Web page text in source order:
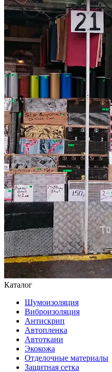
Каталог
Шумоизоляция
Виброизоляция
Антискрип
Автопленка
Автоткани
Экокожа
Отделочные материалы
Защитная сетка